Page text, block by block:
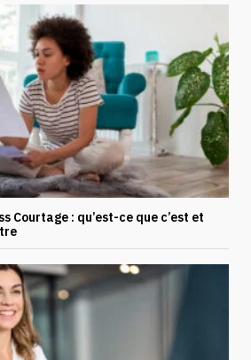
Courtage : qu’est-ce que c’est et